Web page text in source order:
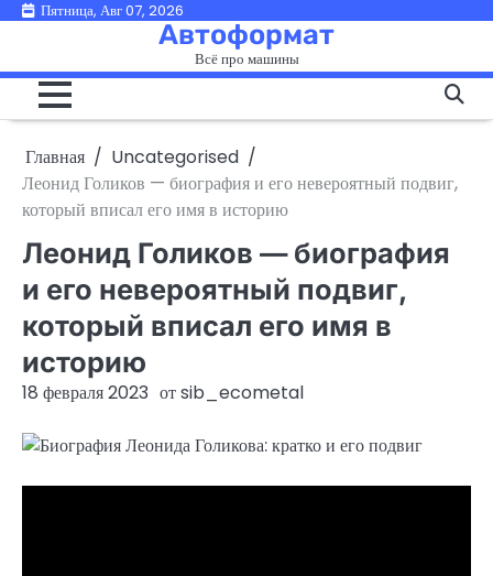
ПерейтиПятница, Авг 07, 2026
Автоформат
Всё про машины
Главная
Uncategorised
Леонид Голиков — биография и его невероятный подвиг,
который вписал его имя в историю
Леонид Голиков — биография
и его невероятный подвиг,
который вписал его имя в
историю
18 февраля 2023 отsib_ecometal